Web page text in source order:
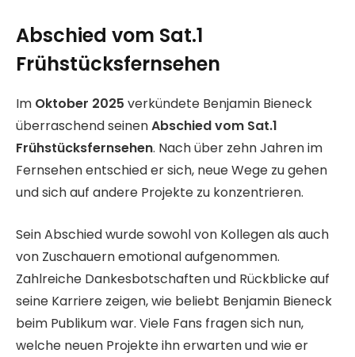
Abschied vom Sat.1
Frühstücksfernsehen
Im Oktober 2025 verkündete Benjamin Bieneck
überraschend seinenAbschied vom Sat.1
Frühstücksfernsehen. Nach über zehn Jahren im
Fernsehen entschied er sich, neue Wege zu gehen
und sich auf andere Projekte zu konzentrieren.
Sein Abschied wurde sowohl von Kollegen als auch
von Zuschauern emotional aufgenommen.
Zahlreiche Dankesbotschaften und Rückblicke auf
seine Karriere zeigen, wie beliebt Benjamin Bieneck
beim Publikum war. Viele Fans fragen sich nun,
welche neuen Projekte ihn erwarten und wie er